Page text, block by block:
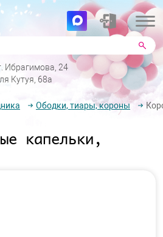
Ибрагимова, 24
Кутуя, 68а
Ободки, тиары, короны
капельки,